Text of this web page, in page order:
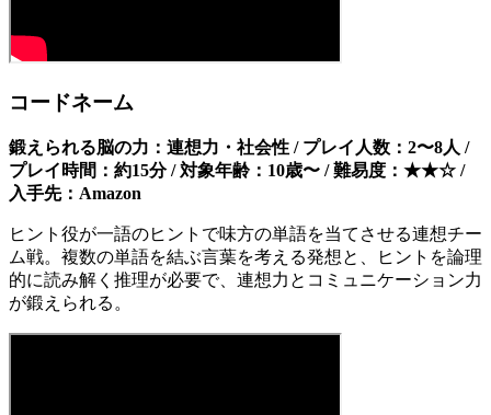
コードネーム
鍛えられる脳の力：連想力・社会性 / プレイ人数：2〜8人 /
プレイ時間：約15分 / 対象年齢：10歳〜 / 難易度：★★☆ /
入手先：Amazon
ヒント役が一語のヒントで味方の単語を当てさせる連想チー
ム戦。複数の単語を結ぶ言葉を考える発想と、ヒントを論理
的に読み解く推理が必要で、連想力とコミュニケーション力
が鍛えられる。